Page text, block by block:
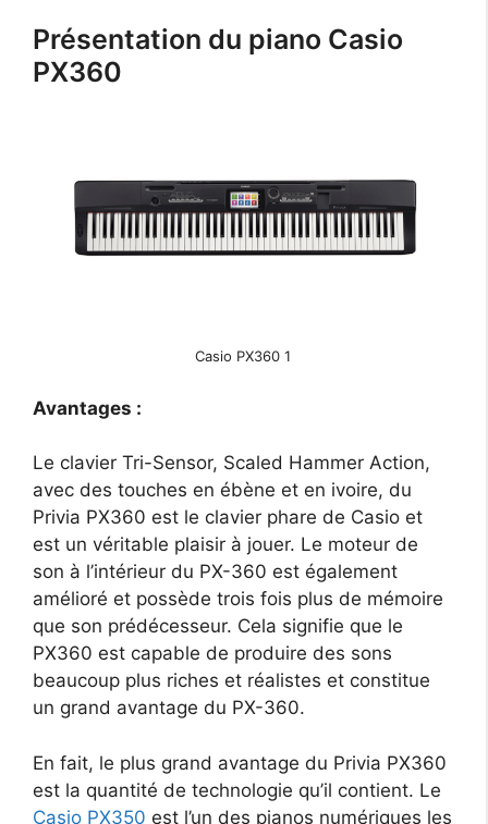
Présentation du piano Casio
PX360
Casio PX360 1
Avantages :
Le clavier Tri-Sensor, Scaled Hammer Action,
avec des touches en ébène et en ivoire, du
Privia PX360 est le clavier phare de Casio et
est un véritable plaisir à jouer. Le moteur de
son à l’intérieur du PX-360 est également
amélioré et possède trois fois plus de mémoire
que son prédécesseur. Cela signifie que le
PX360 est capable de produire des sons
beaucoup plus riches et réalistes et constitue
un grand avantage du PX-360.
En fait, le plus grand avantage du Privia PX360
est la quantité de technologie qu’il contient. Le
Casio PX350 est l’un des pianos numériques les